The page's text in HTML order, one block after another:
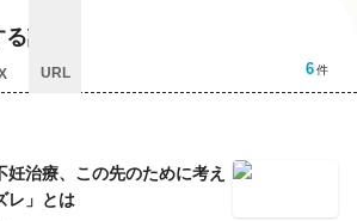
記事
6件
妊治療、この先のために考え
レ」とは
URL